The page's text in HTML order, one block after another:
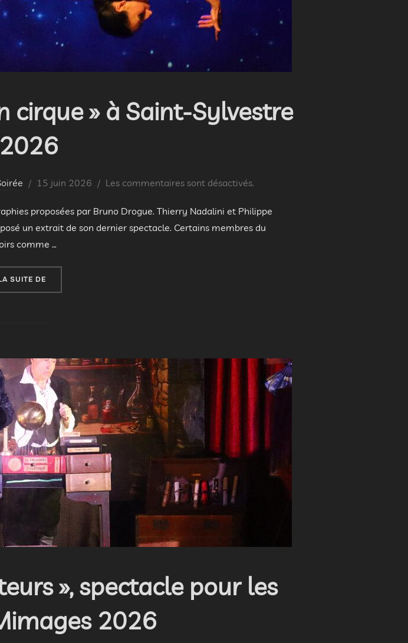
cirque » à Saint-Sylvestre
Publié
15 juin 2026 Les commentaires sont désactivés.
proposées par Bruno Drogue. Thierry Nadalini et Philippe
un extrait de son dernier spectacle. Certains membres du
comme …
SUITE DE« SOIRÉE « MIMAGES FAIT SON CIRQUE » À SAINT-SYLVESTRE EN 2026 »
», spectacle pour les
2026